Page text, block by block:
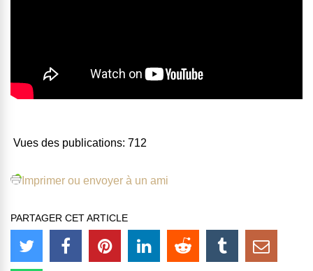
Vues des publications: 712
Imprimer ou envoyer à un ami
PARTAGER CET ARTICLE